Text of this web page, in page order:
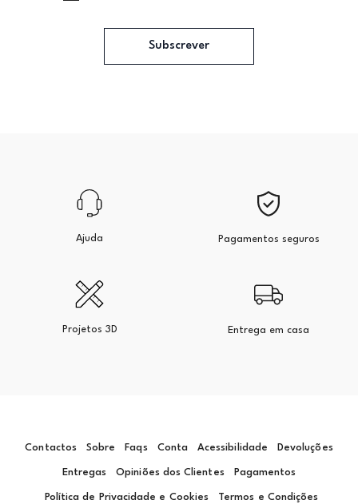
Subscrever
Ajuda Pagamentos seguros
Projetos 3D Entrega em casa
Contactos Sobre Faqs Conta Acessibilidade Devoluções
Entregas Opiniões dos Clientes Pagamentos
Política de Privacidade e Cookies Termos e Condições